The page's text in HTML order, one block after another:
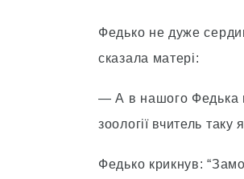
Федько не дуже
сказала матері:
— А в нашого Федька
зоології вчитель
Федько крикнув: